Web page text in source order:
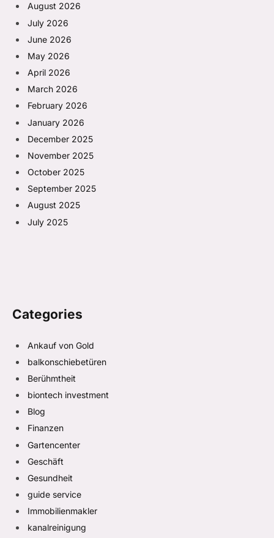
August 2026
July 2026
June 2026
May 2026
April 2026
March 2026
February 2026
January 2026
December 2025
November 2025
October 2025
September 2025
August 2025
July 2025
Categories
Ankauf von Gold
balkonschiebetüren
Berühmtheit
biontech investment
Blog
Finanzen
Gartencenter
Geschäft
Gesundheit
guide service
Immobilienmakler
kanalreinigung